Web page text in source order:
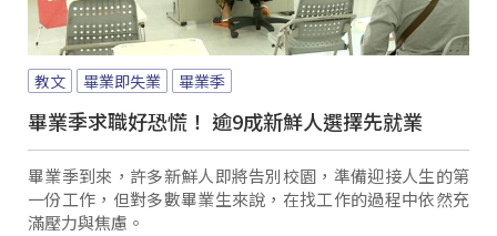
教文 畢業即失業 畢業季
畢業季求職好恐慌！ 逾9成新鮮人選擇先就業
畢業季到來，許多新鮮人即將告別校園，準備迎接人生的第
一份工作，但對多數畢業生來說，在找工作的過程中依然充
滿壓力與焦慮。